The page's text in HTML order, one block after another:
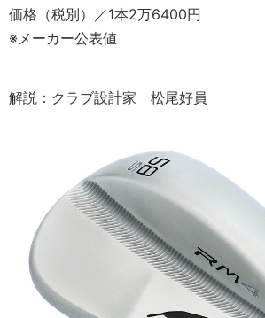
価格（税別）／1本2万6400円
※メーカー公表値
解説：クラブ設計家 松尾好員